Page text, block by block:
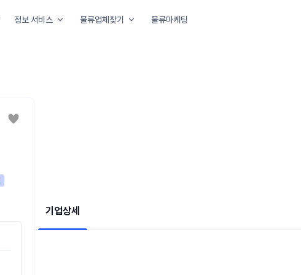
정보 서비스 물류업체찾기 물류마케팅
좋아요
기업상세